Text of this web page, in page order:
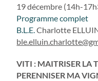
19 décembre (14h-
Programme complet
B.L.E. Charlotte
VITI : MAITRISER LA
PERENNISER MA